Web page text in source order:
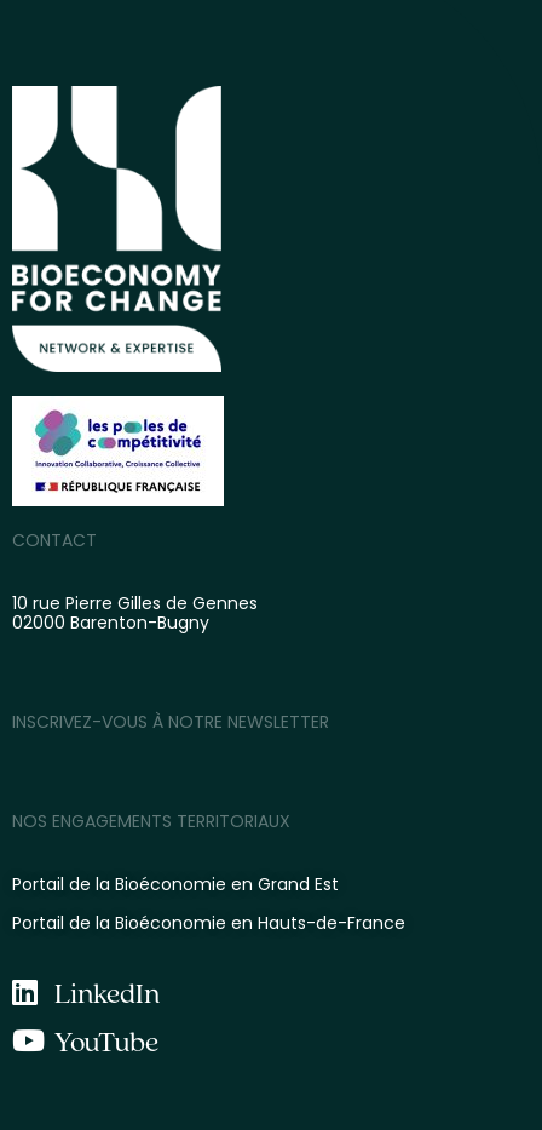
CONTACT
10 rue Pierre Gilles de Gennes
02000 Barenton-Bugny
INSCRIVEZ-VOUS À NOTRE NEWSLETTER
NOS ENGAGEMENTS TERRITORIAUX
Portail de la Bioéconomie en Grand Est
Portail de la Bioéconomie en Hauts-de-France
LinkedIn
YouTube